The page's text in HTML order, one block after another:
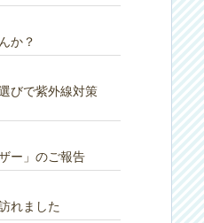
か？
びで紫外線対策
ー」のご報告
れました